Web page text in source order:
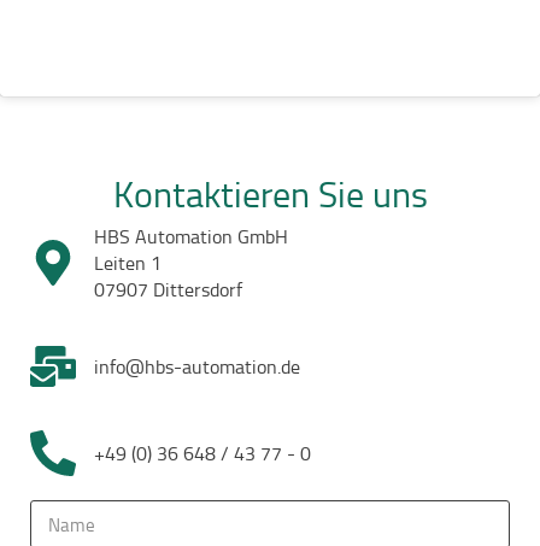
Kontaktieren Sie uns
HBS Automation GmbH
Leiten 1
07907 Dittersdorf
info@hbs-automation.de
+49 (0) 36 648 / 43 77 - 0